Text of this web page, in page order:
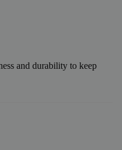
and durability to keep